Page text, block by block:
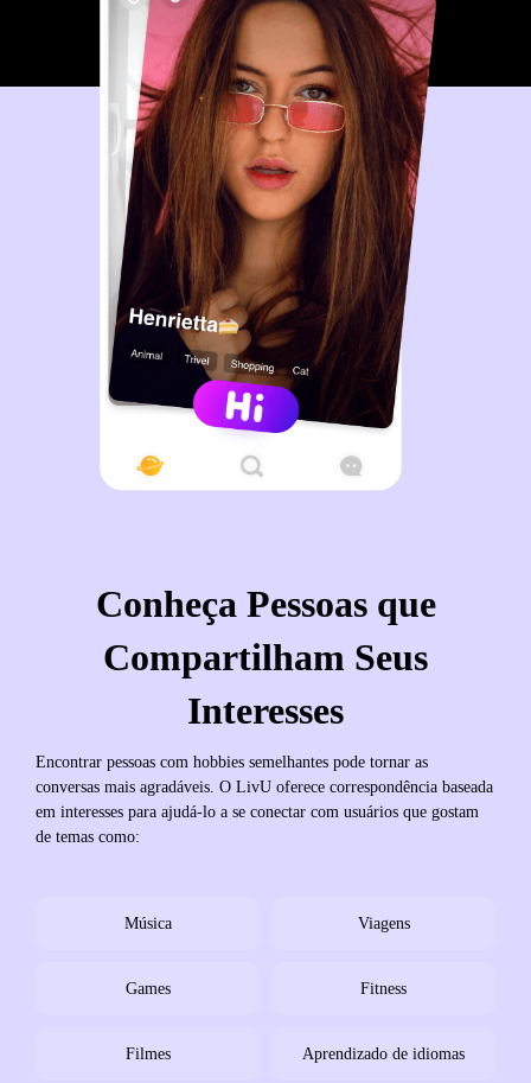
Conheça Pessoas que
Compartilham Seus
Interesses
Encontrar pessoas com hobbies semelhantes pode tornar as
conversas mais agradáveis. O LivU oferece correspondência baseada
em interesses para ajudá-lo a se conectar com usuários que gostam
de temas como:
Música Viagens
Games Fitness
Filmes Aprendizado de idiomas